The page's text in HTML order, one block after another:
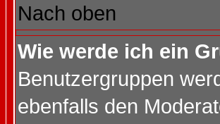
Nach oben
Wie werde ich ein
Benutzergruppen
ebenfalls den